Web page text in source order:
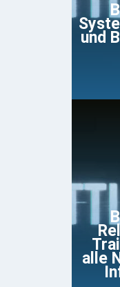
und
alle